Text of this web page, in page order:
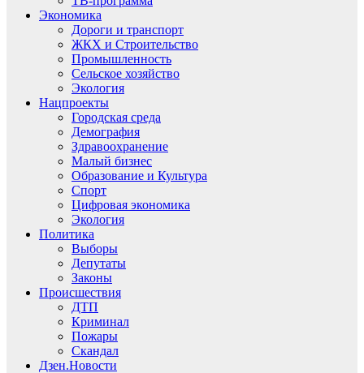
Экономика
Дороги и транспорт
ЖКХ и Строительство
Промышленность
Сельское хозяйство
Экология
Нацпроекты
Городская среда
Демография
Здравоохранение
Малый бизнес
Образование и Культура
Спорт
Цифровая экономика
Экология
Политика
Выборы
Депутаты
Законы
Происшествия
ДТП
Криминал
Пожары
Скандал
Дзен.Новости